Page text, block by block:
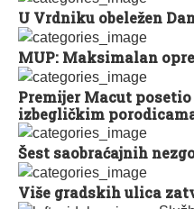
U Vrdniku obeležen
MUP: Maksimalan
Premijer Macut
izbegličkim
Šest saobraćajnih
Više gradskih ulica